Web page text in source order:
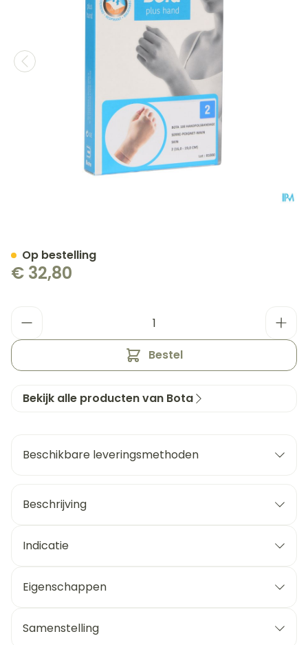
€ 32,80
Bestel
Op bestelling
Bekijk alle producten van Bota
Beschikbare leveringsmethoden
Beschrijving
Indicatie
Eigenschappen
Samenstelling